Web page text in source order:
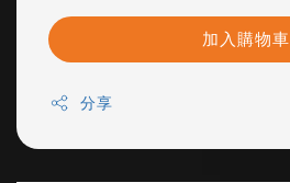
加入購物車
分享